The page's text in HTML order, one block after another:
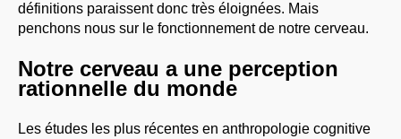
définitions paraissent donc très éloignées. Mais
penchons nous sur le fonctionnement de notre cerveau.
Notre cerveau a une perception
rationnelle du monde
Les études les plus récentes en anthropologie cognitive